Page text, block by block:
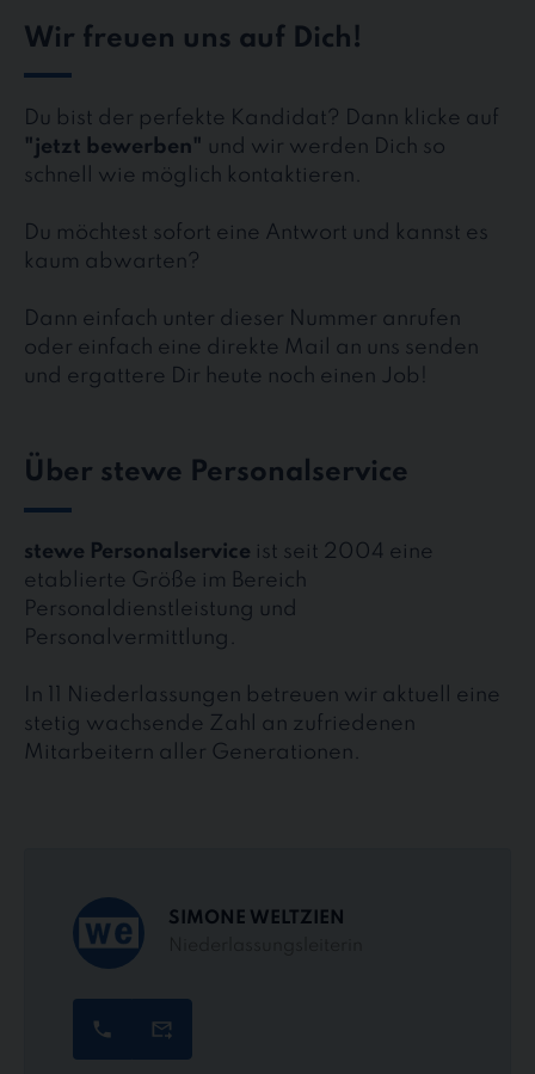
Wir freuen uns auf Dich!
Du bist der perfekte Kandidat? Dann klicke auf
"jetzt bewerben" und wir werden Dich so
schnell wie möglich kontaktieren.
Du möchtest sofort eine Antwort und kannst es
kaum abwarten?
Dann einfach unter dieser Nummer anrufen
oder einfach eine direkte Mail an uns senden
und ergattere Dir heute noch einen Job!
Über stewe Personalservice
stewe Personalservice ist seit 2004 eine
etablierte Größe im Bereich
Personaldienstleistung und
Personalvermittlung.
In 11 Niederlassungen betreuen wir aktuell eine
stetig wachsende Zahl an zufriedenen
Mitarbeitern aller Generationen.
SIMONE WELTZIEN